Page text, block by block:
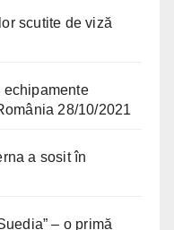
scutite de viză
echipamente
28/10/2021
a sosit în
– o primă